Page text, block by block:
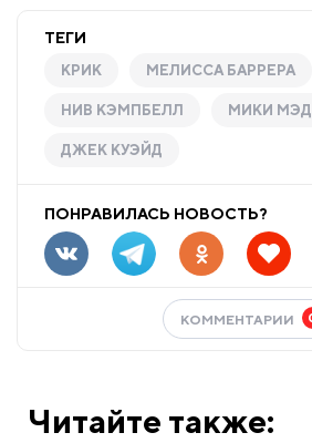
ТЕГИ
КРИК МЕЛИССА БАРРЕРА
НИВ КЭМПБЕЛЛ МИКИ
ДЖЕК КУЭЙД
ПОНРАВИЛАСЬ НОВОСТЬ?
КОММЕНТАРИИ
Читайте также: